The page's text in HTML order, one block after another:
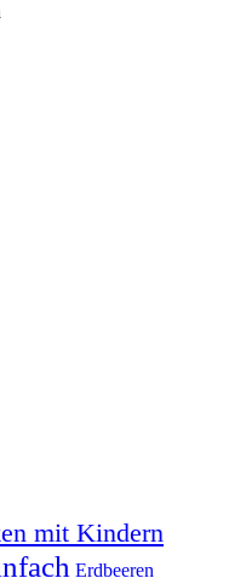
mit Kindern
Erdbeeren